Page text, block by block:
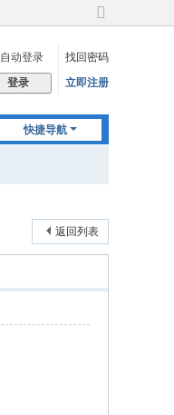
切
到
宽
自动登录
找回密码
登录 立即注册
快捷导航
返回列表